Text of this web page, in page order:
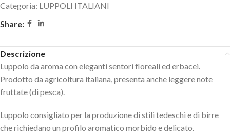
Categoria: LUPPOLI ITALIANI
Share:
Descrizione
Luppolo da aroma con eleganti sentori floreali ed erbacei.
Prodotto da agricoltura italiana, presenta anche leggere note
fruttate (di pesca).
Luppolo consigliato per la produzione di stili tedeschi e di birre
che richiedano un profilo aromatico morbido e delicato.